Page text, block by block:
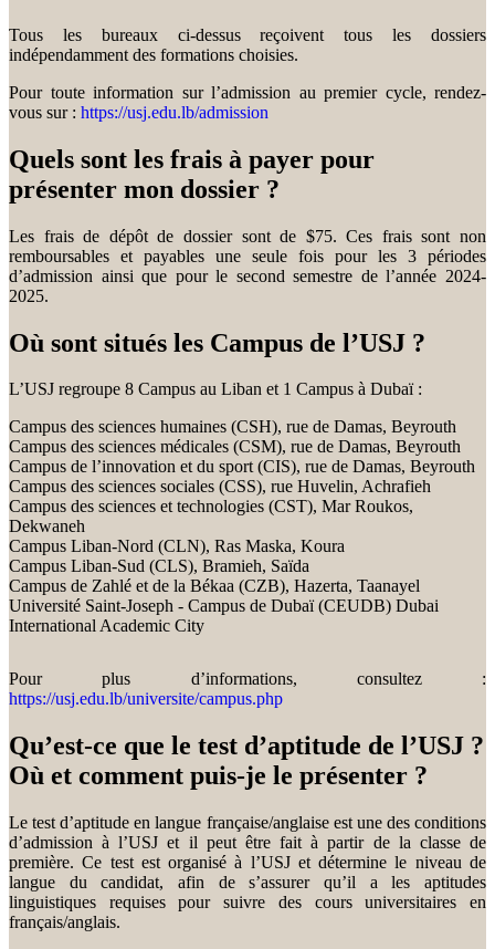
Tous les bureaux ci-dessus reçoivent tous les dossiers
indépendamment des formations choisies.
Pour toute information sur l’admission au premier cycle, rendez-
vous sur : https://usj.edu.lb/admission
Quels sont les frais à payer pour
présenter mon dossier ?
Les frais de dépôt de dossier sont de $75. Ces frais sont non
remboursables et payables une seule fois pour les 3 périodes
d’admission ainsi que pour le second semestre de l’année 2024-
2025.
Où sont situés les Campus de l’USJ ?
L’USJ regroupe 8 Campus au Liban et 1 Campus à Dubaï :
Campus des sciences humaines (CSH), rue de Damas, Beyrouth
Campus des sciences médicales (CSM), rue de Damas, Beyrouth
Campus de l’innovation et du sport (CIS), rue de Damas, Beyrouth
Campus des sciences sociales (CSS), rue Huvelin, Achrafieh
Campus des sciences et technologies (CST), Mar Roukos,
Dekwaneh
Campus Liban-Nord (CLN), Ras Maska, Koura
Campus Liban-Sud (CLS), Bramieh, Saïda
Campus de Zahlé et de la Békaa (CZB), Hazerta, Taanayel
Université Saint-Joseph - Campus de Dubaï (CEUDB) Dubai
International Academic City
Pour plus d’informations, consultez :
https://usj.edu.lb/universite/campus.php
Qu’est-ce que le test d’aptitude de l’USJ ?
Où et comment puis-je le présenter ?
Le test d’aptitude en langue française/anglaise est une des conditions
d’admission à l’USJ et il peut être fait à partir de la classe de
première. Ce test est organisé à l’USJ et détermine le niveau de
langue du candidat, afin de s’assurer qu’il a les aptitudes
linguistiques requises pour suivre des cours universitaires en
français/anglais.